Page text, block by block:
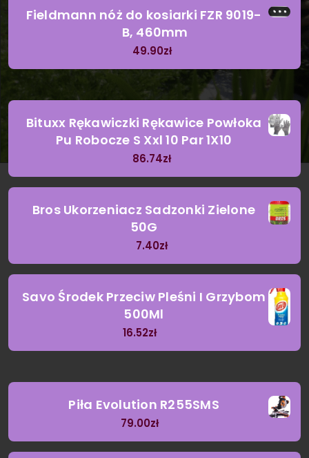
Fieldmann nóż do kosiarki FZR 9019-
B, 460mm
49.90zł
Bituxx Rękawiczki Rękawice Powłoka
Pu Robocze S Xxl 10 Par 1X10
86.74zł
Bros Ukorzeniacz Sadzonki Zielone
50G
7.40zł
Savo Środek Przeciw Pleśni I Grzybom
500Ml
16.52zł
Piła Evolution R255SMS
79.00zł